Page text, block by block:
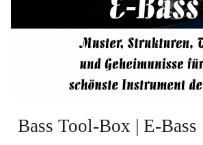
Bass Tool-Box | E-Bass